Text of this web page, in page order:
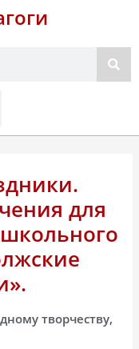
для
творчеству,